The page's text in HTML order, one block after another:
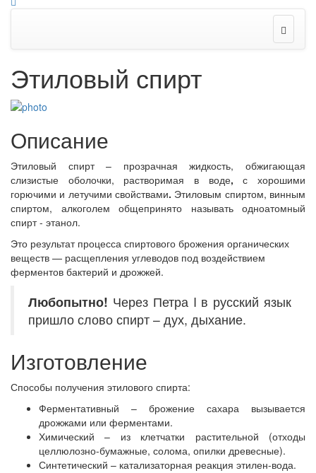
Этиловый спирт
Описание
Этиловый спирт – прозрачная жидкость, обжигающая
слизистые оболочки, растворимая в воде,с хорошими
горючими и летучими свойствами. Этиловым спиртом, винным
спиртом, алкоголем общепринято называть одноатомный
спирт - этанол.
Это результат процесса спиртового брожения органических
веществ — расщепления углеводов под воздействием
ферментов бактерий и дрожжей.
Любопытно! Через Петра I в русский язык
пришло слово спирт – дух, дыхание.
Изготовление
Способы получения этилового спирта:
Ферментативный – брожение сахара вызывается
дрожжами или ферментами.
Химический – из клетчатки растительной (отходы
целлюлозно-бумажные, солома, опилки древесные).
Синтетический – катализаторная реакция этилен-вода.